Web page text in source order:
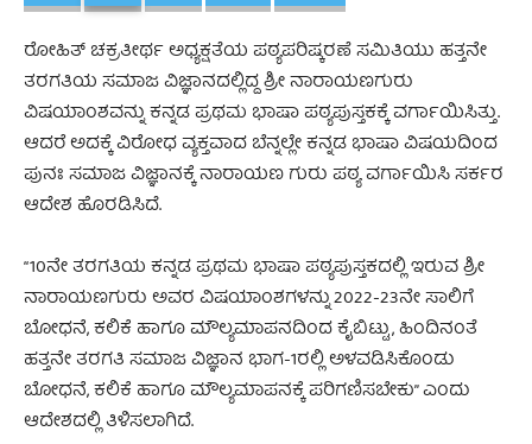
ರೋಹಿತ್ ಚಕ್ರತೀರ್ಥ ಅಧ್ಯಕ್ಷತೆಯ ಪಠ್ಯಪರಿಷ್ಕರಣೆ ಸಮಿತಿಯು ಹತ್ತನೇ
ತರಗತಿಯ ಸಮಾಜ ವಿಜ್ಞಾನದಲ್ಲಿದ್ದ ಶ್ರೀ ನಾರಾಯಣಗುರು
ವಿಷಯಾಂಶವನ್ನು ಕನ್ನಡ ಪ್ರಥಮ ಭಾಷಾ ಪಠ್ಯಪುಸ್ತಕಕ್ಕೆ ವರ್ಗಾಯಿಸಿತ್ತು.
ಆದರೆ ಅದಕ್ಕೆ ವಿರೋಧ ವ್ಯಕ್ತವಾದ ಬೆನ್ನಲ್ಲೇ ಕನ್ನಡ ಭಾಷಾ ವಿಷಯದಿಂದ
ಪುನಃ ಸಮಾಜ ವಿಜ್ಞಾನಕ್ಕೆ ನಾರಾಯಣ ಗುರು ಪಠ್ಯ ವರ್ಗಾಯಿಸಿ ಸರ್ಕರ
ಆದೇಶ ಹೊರಡಿಸಿದೆ.
“10ನೇ ತರಗತಿಯ ಕನ್ನಡ ಪ್ರಥಮ ಭಾಷಾ ಪಠ್ಯಪುಸ್ತಕದಲ್ಲಿ ಇರುವ ಶ್ರೀ
ನಾರಾಯಣಗುರು ಅವರ ವಿಷಯಾಂಶಗಳನ್ನು 2022-23ನೇ ಸಾಲಿಗೆ
ಬೋಧನೆ, ಕಲಿಕೆ ಹಾಗೂ ಮೌಲ್ಯಮಾಪನದಿಂದ ಕೈಬಿಟ್ಟು, ಹಿಂದಿನಂತೆ
ಹತ್ತನೇ ತರಗತಿ ಸಮಾಜ ವಿಜ್ಞಾನ ಭಾಗ-1ರಲ್ಲಿ ಅಳವಡಿಸಿಕೊಂಡು
ಬೋಧನೆ, ಕಲಿಕೆ ಹಾಗೂ ಮೌಲ್ಯಮಾಪನಕ್ಕೆ ಪರಿಗಣಿಸಬೇಕು” ಎಂದು
ಆದೇಶದಲ್ಲಿ ತಿಳಿಸಲಾಗಿದೆ.